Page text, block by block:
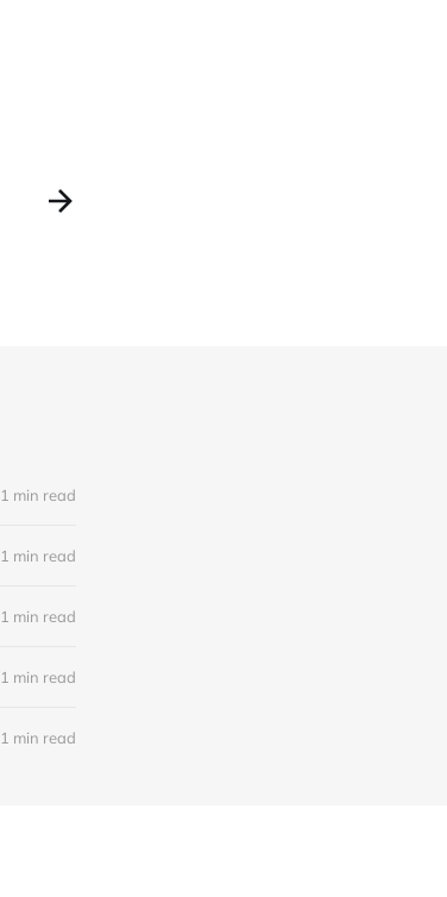
1 min read
1 min read
1 min read
1 min read
1 min read